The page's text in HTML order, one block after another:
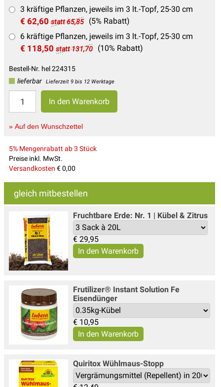
3 kräftige Pflanzen, jeweils im 3 lt.-Topf, 25-30 cm
€ 62,60 statt 65,85
(5% Rabatt)
6 kräftige Pflanzen, jeweils im 3 lt.-Topf, 25-30 cm
€ 118,50 statt 131,70 (10% Rabatt)
Bestell-Nr. hel 224315
lieferbar
Lieferzeit 9 bis 12 Werktage
» Auf den Wunschzettel
5% Mengenrabatt ab 3 Stück
Preise inkl. MwSt.
Versandkosten € 0,00
gleich mitbestellen
Fruchtbare Erde: Nr. 1 | Kübel & Zitrus
€ 29,95
Frutilizer® Instant Solution Fe
Eisendünger
€ 10,95
Quiritox Wühlmaus-Stopp